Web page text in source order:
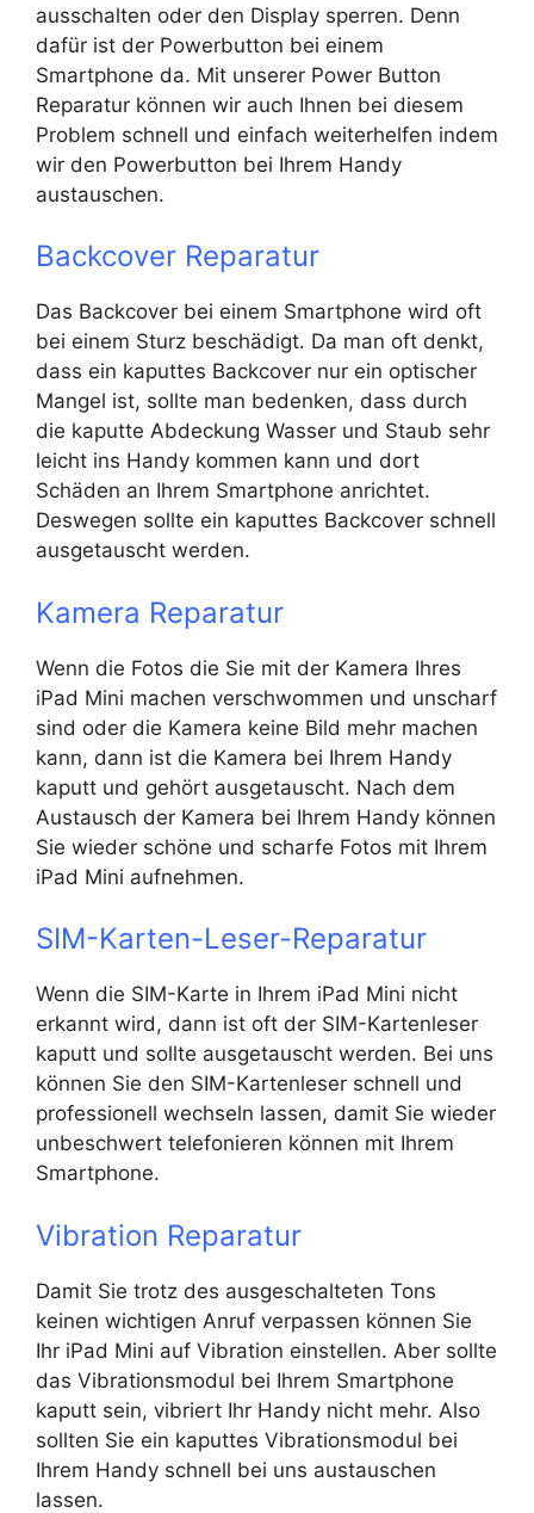
ausschalten oder den Display sperren. Denn
dafür ist der Powerbutton bei einem
Smartphone da. Mit unserer Power Button
Reparatur können wir auch Ihnen bei diesem
Problem schnell und einfach weiterhelfen indem
wir den Powerbutton bei Ihrem Handy
austauschen.
Backcover Reparatur
Das Backcover bei einem Smartphone wird oft
bei einem Sturz beschädigt. Da man oft denkt,
dass ein kaputtes Backcover nur ein optischer
Mangel ist, sollte man bedenken, dass durch
die kaputte Abdeckung Wasser und Staub sehr
leicht ins Handy kommen kann und dort
Schäden an Ihrem Smartphone anrichtet.
Deswegen sollte ein kaputtes Backcover schnell
ausgetauscht werden.
Kamera Reparatur
Wenn die Fotos die Sie mit der Kamera Ihres
iPad Mini machen verschwommen und unscharf
sind oder die Kamera keine Bild mehr machen
kann, dann ist die Kamera bei Ihrem Handy
kaputt und gehört ausgetauscht. Nach dem
Austausch der Kamera bei Ihrem Handy können
Sie wieder schöne und scharfe Fotos mit Ihrem
iPad Mini aufnehmen.
SIM-Karten-Leser-Reparatur
Wenn die SIM-Karte in Ihrem iPad Mini nicht
erkannt wird, dann ist oft der SIM-Kartenleser
kaputt und sollte ausgetauscht werden. Bei uns
können Sie den SIM-Kartenleser schnell und
professionell wechseln lassen, damit Sie wieder
unbeschwert telefonieren können mit Ihrem
Smartphone.
Vibration Reparatur
Damit Sie trotz des ausgeschalteten Tons
keinen wichtigen Anruf verpassen können Sie
Ihr iPad Mini auf Vibration einstellen. Aber sollte
das Vibrationsmodul bei Ihrem Smartphone
kaputt sein, vibriert Ihr Handy nicht mehr. Also
sollten Sie ein kaputtes Vibrationsmodul bei
Ihrem Handy schnell bei uns austauschen
lassen.